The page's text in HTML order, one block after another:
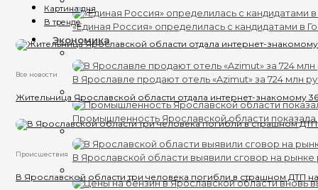
«Единая Россия» определилась с кандидатами в
Экономика
В Ярославле продают отель «Azimut» за 724 млн
Промышленность Ярославской области показала
В Ярославской области выявили сговор на рынке
Картина дня
В тренде
Все новости
Жительница Ярославской области отдала интернет-знакомому
Происшествия
В Ярославской области три человека погибли в страшном ДТП